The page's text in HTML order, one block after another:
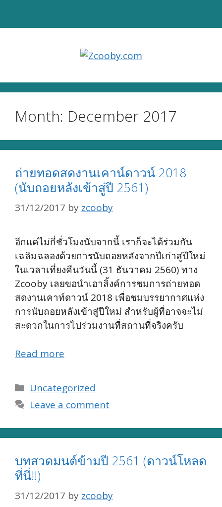
Month: December 2017
ถ่ายทอดสดงานเคาน์ดาวน์ 2018
(นับถอยหลังเข้าสู่ปี 2561)
31/12/2017 by zcooby
อีกแค่ไม่กี่ชั่วโมงนับจากนี้ เราก็จะได้ร่วมกัน
เฉลิมฉลองด้วยการนับถอยหลังจากปีเก่าสู่ปีใหม่
ในเวลาเที่ยงคืนวันนี้ (31 ธันวาคม 2560) ทาง
Zcooby เลยขอนำเอาลิ้งค์การชมการถ่ายทอด
สดงานเคาท์ดาวน์ 2018 เพื่อชมบรรยากาศแห่ง
การนับถอยหลังเข้าสู่ปีใหม่ สำหรับผู้ที่อาจจะไม่
สะดวกในการไปร่วมงานที่สถานที่จริงครับ
Read more
Categories
Uncategorized
Leave a comment
บทสวดมนต์ข้ามปี 2561 (ดาวน์โหลด
ที่นี่!!)
31/12/2017 by zcooby